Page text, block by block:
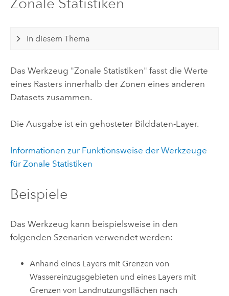
Zonale Statistiken
In diesem Thema
Das Werkzeug "Zonale Statistiken" fasst die Werte
eines Rasters innerhalb der Zonen eines anderen
Datasets zusammen.
Die Ausgabe ist ein gehosteter Bilddaten-Layer.
Informationen zur Funktionsweise der Werkzeuge
für Zonale Statistiken
Beispiele
Das Werkzeug kann beispielsweise in den
folgenden Szenarien verwendet werden:
Anhand eines Layers mit Grenzen von
Wassereinzugsgebieten und eines Layers mit
Grenzen von Landnutzungsflächen nach